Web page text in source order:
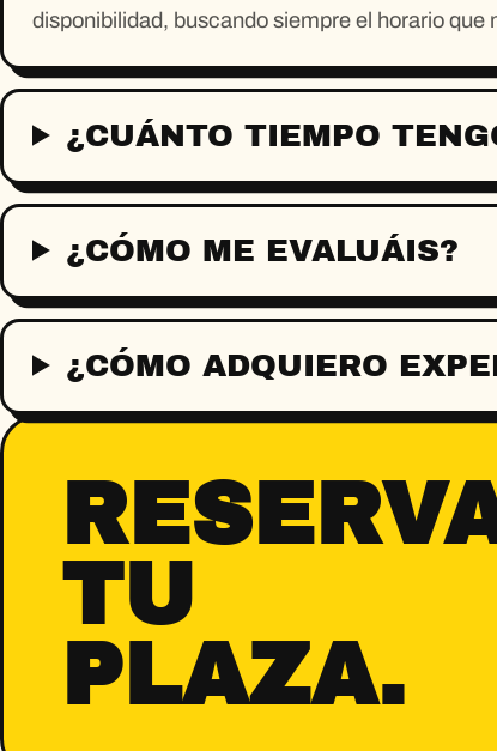
disponibilidad, buscando siempre el horario que
¿CUÁNTO TIEMPO
¿CÓMO ME EVALUÁIS?
¿CÓMO ADQUIERO
TU
PLAZA.